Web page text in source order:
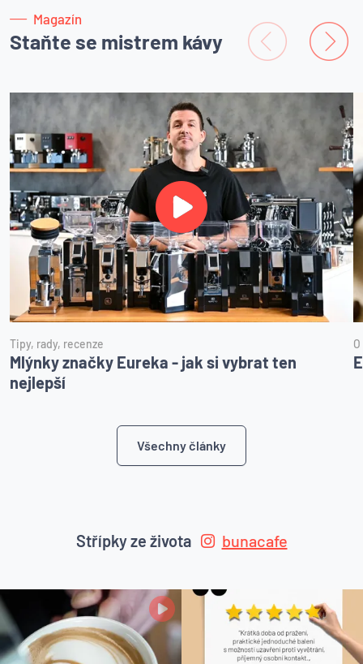
Magazín
Staňte se mistrem kávy
Tipy, rady, recenze
Mlýnky značky Eureka - jak si vybrat ten
nejlepší
Všechny články
Střípky ze života bunacafe